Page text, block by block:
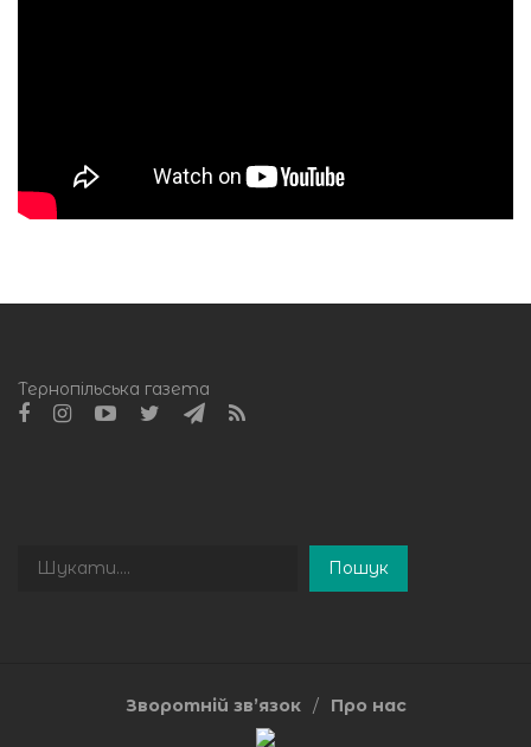
Тернопільська газета
Пошук
Пошук
Зворотній зв’язок Про нас